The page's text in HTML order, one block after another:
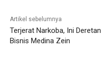
Artikel sebelumnya
Terjerat Narkoba, Ini Deretan
Bisnis Medina Zein